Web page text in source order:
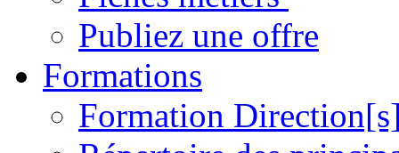
Publiez une offre
Formations
Formation